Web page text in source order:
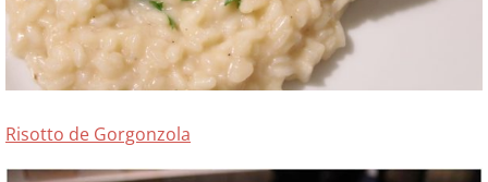
Risotto de Gorgonzola